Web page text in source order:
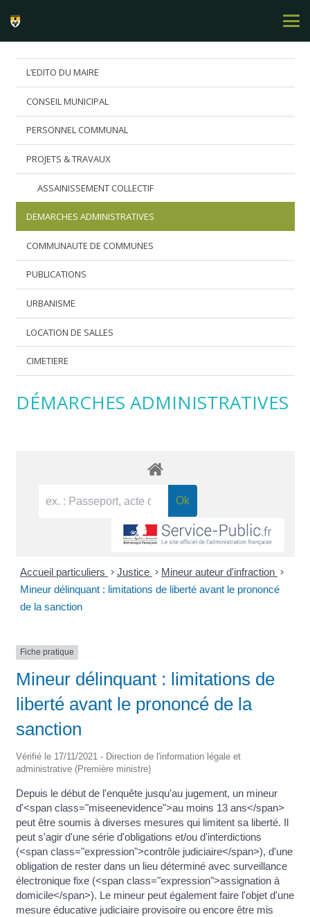
L’EDITO DU MAIRE
CONSEIL MUNICIPAL
PERSONNEL COMMUNAL
PROJETS & TRAVAUX
ASSAINISSEMENT COLLECTIF
DEMARCHES ADMINISTRATIVES
COMMUNAUTE DE COMMUNES
PUBLICATIONS
URBANISME
LOCATION DE SALLES
CIMETIERE
DÉMARCHES ADMINISTRATIVES
Accueil particuliers > Justice > Mineur auteur d'infraction >
Mineur délinquant : limitations de liberté avant le prononcé
de la sanction
Fiche pratique
Mineur délinquant : limitations de
liberté avant le prononcé de la
sanction
Vérifié le 17/11/2021 - Direction de l'information légale et
administrative (Première ministre)
Depuis le début de l'enquête jusqu'au jugement, un mineur
d'<span class="miseenevidence">au moins 13 ans</span>
peut être soumis à diverses mesures qui limitent sa liberté. Il
peut s'agir d'une série d'obligations et/ou d'interdictions
(<span class="expression">contrôle judiciaire</span>), d'une
obligation de rester dans un lieu déterminé avec surveillance
électronique fixe (<span class="expression">assignation à
domicile</span>). Le mineur peut également faire l'objet d'une
mesure éducative judiciaire provisoire ou encore être mis